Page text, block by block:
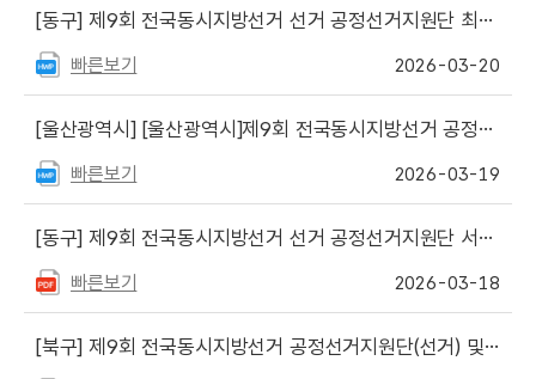
[동구] 제9회 전국동시지방선거 선거 공정선거지원단 최종합격자 발표
빠른보기 2026-03-20
[울산광역시] [울산광역시]제9회 전국동시지방선거 공정선거지원단(선거) 서류심사 합격자 공고 및 면접일정 안내
빠른보기 2026-03-19
[동구] 제9회 전국동시지방선거 선거 공정선거지원단 서류심사 합격자 발표
빠른보기 2026-03-18
[북구] 제9회 전국동시지방선거 공정선거지원단(선거) 및 정치자금 회계안내요원 최종 합격자 발표